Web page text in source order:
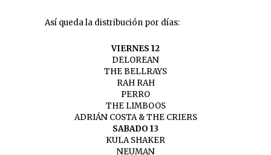
Así queda la distribución por días:
VIERNES 12
DELOREAN
THE BELLRAYS
RAH RAH
PERRO
THE LIMBOOS
ADRIÁN COSTA & THE CRIERS
SABADO 13
KULA SHAKER
NEUMAN